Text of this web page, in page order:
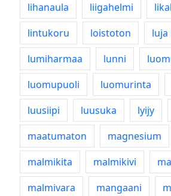
lihanaula
liigahelmi
lintukoru
loistoton
luja
lumiharmaa
lunni
luomupuoli
luomurinta
luusiipi
luusuka lyijy
maatumaton
magnesium
malmikita
malmikivi
malmivara
mangaani